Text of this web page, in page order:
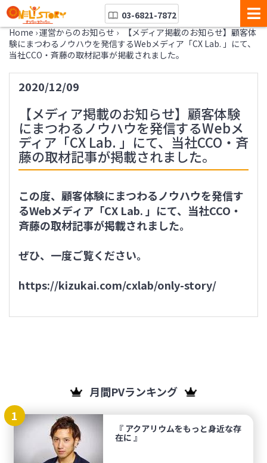
03-6821-7872
Home ›運営からのお知らせ ›
【メディア掲載のお知らせ】顧客体
験にまつわるノウハウを発信するWebメディア「CX Lab. 」にて、
当社CCO・斉藤の取材記事が掲載されました。
2020/12/09
【メディア掲載のお知らせ】顧客体験
にまつわるノウハウを発信するWebメ
ディア「CX Lab. 」にて、当社CCO・斉
藤の取材記事が掲載されました。
この度、顧客体験にまつわるノウハウを発信す
るWebメディア「CX Lab. 」にて、当社CCO・
斉藤の取材記事が掲載されました。
ぜひ、一度ご覧ください。
https://kizukai.com/cxlab/only-story/
月間PVランキング
1
『 アクアリウムをもっと身近な存
在に 』